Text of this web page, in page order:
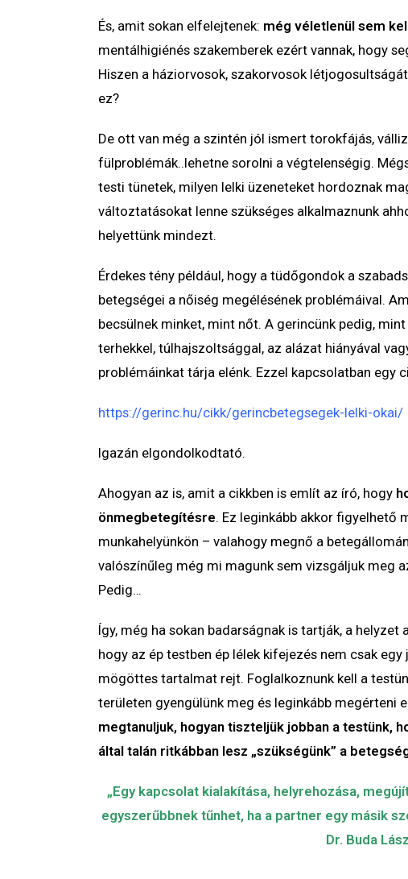
És, amit sokan elfelejtenek: még véletlenül sem
mentálhigiénés szakemberek ezért vannak, hogy
Hiszen a háziorvosok, szakorvosok
ez?
De ott van még a szintén jól ismert torokfájás,
fülproblémák..lehetne sorolni a végtelenségig.
testi tünetek, milyen lelki üzeneteket hordoznak
változtatásokat lenne szükséges alkalmaznunk
helyettünk mindezt.
Érdekes tény például, hogy a tüdőgondok a
betegségei a nőiség megélésének problémáival.
becsülnek minket, mint nőt. A gerincünk pedig,
terhekkel, túlhajszoltsággal, az alázat hiányával
problémáinkat tárja elénk. Ezzel kapcsolatban egy
https://gerinc.hu/cikk/gerincbetegsegek-lelki-okai/
Igazán elgondolkodtató.
Ahogyan az is, amit a cikkben is említ az író, hogy
önmegbetegítésre. Ez leginkább akkor figyelhető
munkahelyünkön – valahogy megnő a
valószínűleg még mi magunk sem vizsgáljuk meg
Pedig…
Így, még ha sokan badarságnak is tartják, a
hogy az ép testben ép lélek kifejezés nem csak
mögöttes tartalmat rejt. Foglalkoznunk kell a
területen gyengülünk meg és leginkább megérteni
megtanuljuk, hogyan tiszteljük jobban a testünk,
által talán ritkábban lesz „szükségünk” a
„Egy kapcsolat kialakítása, helyrehozása,
egyszerűbbnek tűnhet, ha a partner egy másik
Dr. Buda